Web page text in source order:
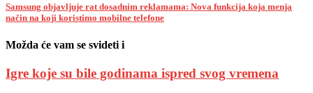
Samsung objavljuje rat dosadnim reklamama: Nova funkcija koja menja
način na koji koristimo mobilne telefone
Možda će vam se svideti i
Igre koje su bile godinama ispred svog vremena